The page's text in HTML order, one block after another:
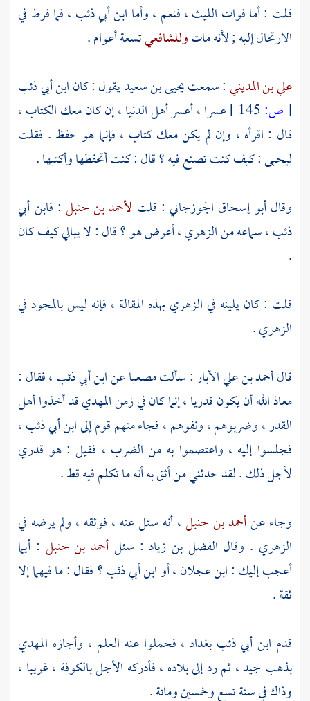
قلت : أما فوات الليث، فنعم ، وأما ابن أبي ذئب ،فما فرط في
الارتحال إليه ; لأنه ماتوللشافعيتسعة أعوام .
علي بن المديني: سمعتيحيى بن سعيديقول : كانابن أبي ذئب
[ص:
عسرا ، أعسر أهل الدنيا ، إن كان معك الكتاب ،
قال : اقرأه ، وإن لم يكن معك كتاب ، فإنما هو حفظ . فقلت
ليحيى: كيف كنت تصنع فيه ؟ قال : كنت أتحفظها وأكتبها .
وقالأبو إسحاق الجوزجاني : قلت لأحمد بن حنبل : فابن أبي
ذئب، سماعه منالزهري، أعرض هو ؟ قال : لا يبالي كيف كان
.
قلت : كان يلينه فيالزهريبهذه المقالة ، فإنه ليس بالمجود في
الزهري.
قالأحمد بن علي الأبار: سألتمصعباعنابن أبي ذئب، فقال :
معاذ الله أن يكون قدريا ، إنما كان في زمنالمهديقد أخذوا أهل
القدر ، وضربوهم ، ونفوهم ، فجاء منهم قوم إلىابن أبي ذئب،
فجلسوا إليه ، واعتصموا به من الضرب ، فقيل : هو قدري
لأجل ذلك . لقد حدثني من أثق به أنه ما تكلم فيه قط .
وجاء عنأحمد بن حنبل، أنه سئل عنه ، فوثقه ، ولم يرضه في
الزهري . وقال الفضل بن زياد : سئل أحمد بن حنبل : أيما
أعجب إليك :ابن عجلان، أوابن أبي ذئب؟ فقال : ما فيهما إلا
ثقة .
قدم ابن أبي ذئب بغداد ، فحملوا عنه العلم ، وأجازه المهدي
بذهب جيد ، ثم رد إلى بلاده ، فأدركه الأجلبالكوفة ، غريبا ،
وذاك في سنة تسع وخمسين ومائة .